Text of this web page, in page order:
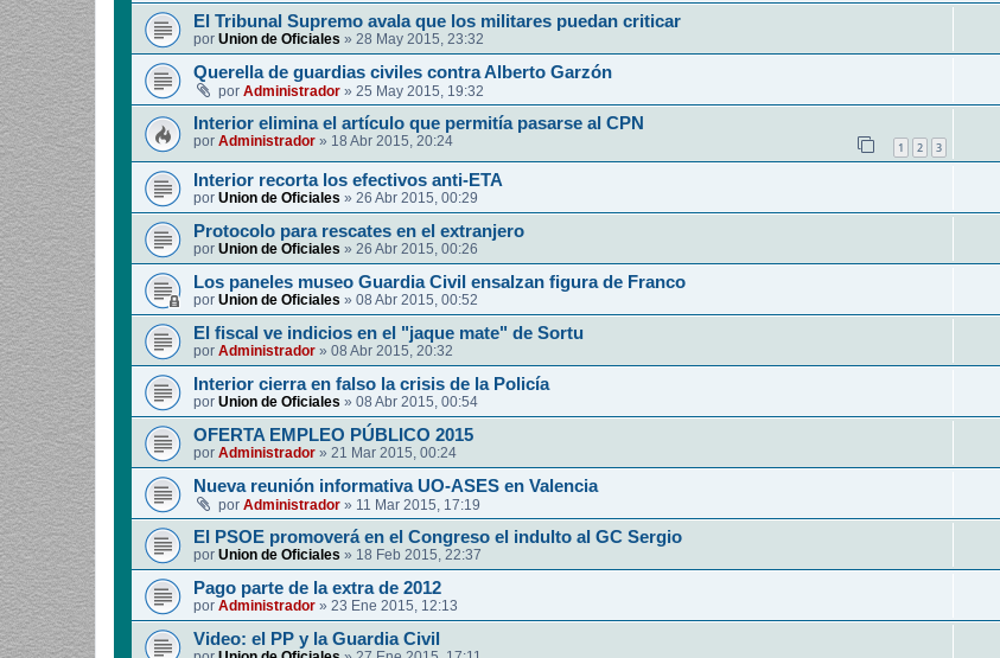
El Tribunal Supremo avala que los militares puedan criticar
por Union de Oficiales » 28 May 2015, 23:32
Querella de guardias civiles contra Alberto Garzón
por Administrador » 25 May 2015, 19:32
Interior elimina el artículo que permitía pasarse al CPN
por Administrador » 18 Abr 2015, 20:24 1 2 3
Interior recorta los efectivos anti-ETA
por Union de Oficiales » 26 Abr 2015, 00:29
Protocolo para rescates en el extranjero
por Union de Oficiales » 26 Abr 2015, 00:26
Los paneles museo Guardia Civil ensalzan figura de Franco
por Union de Oficiales » 08 Abr 2015, 00:52
El fiscal ve indicios en el "jaque mate" de Sortu
por Administrador » 08 Abr 2015, 20:32
Interior cierra en falso la crisis de la Policía
por Union de Oficiales » 08 Abr 2015, 00:54
OFERTA EMPLEO PÚBLICO 2015
por Administrador » 21 Mar 2015, 00:24
Nueva reunión informativa UO-ASES en Valencia
por Administrador » 11 Mar 2015, 17:19
El PSOE promoverá en el Congreso el indulto al GC Sergio
por Union de Oficiales » 18 Feb 2015, 22:37
Pago parte de la extra de 2012
por Administrador » 23 Ene 2015, 12:13
Video: el PP y la Guardia Civil